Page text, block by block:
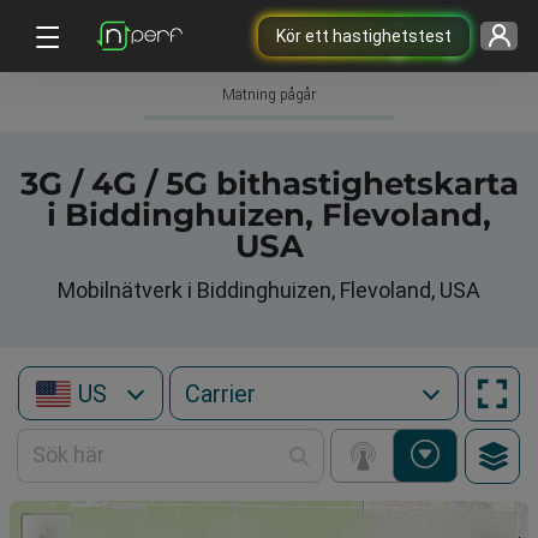
Kör ett hastighetstest
Mätning pågår
3G / 4G / 5G bithastighetskarta
i Biddinghuizen, Flevoland,
USA
Mobilnätverk i Biddinghuizen, Flevoland, USA
US